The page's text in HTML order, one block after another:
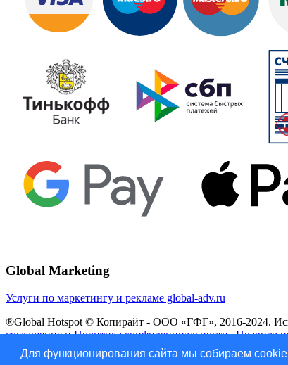
Для функционирования сайта мы собираем
Global Marketing
Услуги по маркетингу и рекламе global-adv.ru
®Global Hotspot © Копирайт - ООО «ГФГ», 2016-2024.
соглашение и Политика конфиденциальности|Правила
Vk